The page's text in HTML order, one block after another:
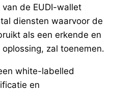
de EUDI-wallet
diensten waarvoor de
als een erkende en
zal toenemen.
white-labelled
en